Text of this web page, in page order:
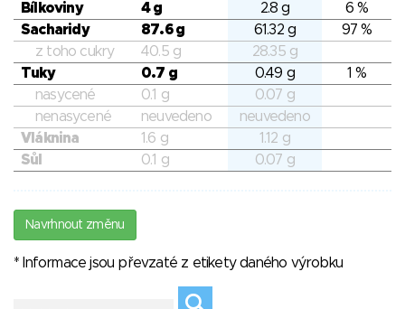
Bílkoviny
4 g 2.8 g
6 %
Sacharidy
87.6 g 61.32 g
97 %
z toho cukry
40.5 g
28.35 g
Tuky
0.7 g 0.49 g
1 %
nasycené
0.1 g
0.07 g
nenasycené
neuvedeno
neuvedeno
Vláknina
1.6 g
1.12 g
Sůl
0.1 g 0.07 g
Navrhnout změnu
* Informace jsou převzaté z etikety daného výrobku